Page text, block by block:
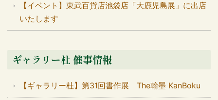
【イベント】東武百貨店池袋店「大鹿児島展」に出店
いたします
ギャラリー杜 催事情報
【ギャラリー杜】第31回書作展 The翰墨 KanBoku